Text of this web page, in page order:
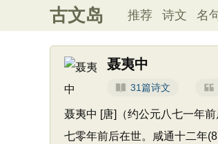
古文岛 推荐 诗文 名
聂夷中
31篇诗文
聂夷中 [唐]（约公元八七一年
七零年前后在世。咸通十二年